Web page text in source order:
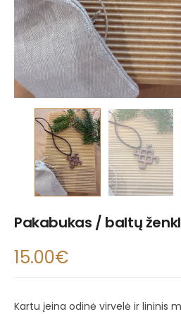
Pakabukas / baltų
15.00€
Kartu įeina odinė virvelė ir lininis